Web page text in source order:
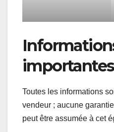
importantes
Toutes les informations
vendeur ; aucune
peut être assumée à cet